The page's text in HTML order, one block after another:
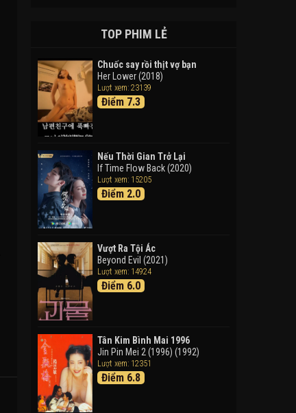
Takas (2024)
Thám Tử Lừng Danh Conan 26:
Tàu Ngầm Sắt Màu Đen
Detective Conan: Black Iron
Phiêu Lưu Vào Thế Giới Trong
Tranh
Doraemon the Movie: Nobita's
Art World Tales (2025)
Tháng Ngày Tươi Đẹp
TOP PHIM LẺ
Chuốc say rồi thịt vợ bạn
Her Lower (2018)
Lượt xem: 23139
Điểm 7.3
Nếu Thời Gian Trở Lại
If Time Flow Back (2020)
Lượt xem: 15205
Điểm 2.0
Vượt Ra Tội Ác
Beyond Evil (2021)
Lượt xem: 14924
Điểm 6.0
Tân Kim Bình Mai 1996
Jin Pin Mei 2 (1996) (1992)
Lượt xem: 12351
Điểm 6.8